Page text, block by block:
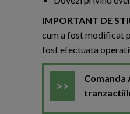
IMPORTANT DE
cum a fost modificat
fost efectuata
Comanda